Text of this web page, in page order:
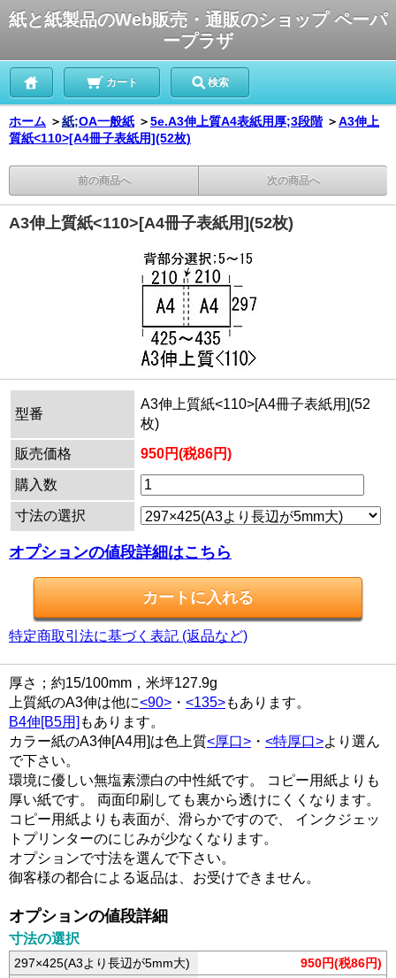
紙と紙製品のWeb販売・通販のショップ ペーパ
ープラザ
カート 検索
ホーム ＞紙;OA一般紙 ＞5e.A3伸上質A4表紙用厚;3段階 ＞A3伸上
質紙<110>[A4冊子表紙用](52枚)
前の商品へ 次の商品へ
A3伸上質紙<110>[A4冊子表紙用](52枚)
型番
A3伸上質紙<110>[A4冊子表紙用](52
枚)
販売価格
950円(税86円)
購入数
寸法の選択
オプションの値段詳細はこちら
特定商取引法に基づく表記 (返品など)
厚さ；約15/100mm，米坪127.9g
上質紙のA3伸は他に<90> ・ <135>もあります。
B4伸[B5用] もあります。
カラー紙のA3伸[A4用]は色上質<厚口> ・ <特厚口>より選ん
で下さい。
環境に優しい無塩素漂白の中性紙です。 コピー用紙よりも
厚い紙です。 両面印刷しても裏から透けにくくなります。
コピー用紙よりも表面が、滑らかですので、 インクジェッ
トプリンターのにじみが少なくなります。
オプションで寸法を選んで下さい。
御客様の都合による返品は、お受けできません。
オプションの値段詳細
寸法の選択
297×425(A3より長辺が5mm大)
950円(税86円)